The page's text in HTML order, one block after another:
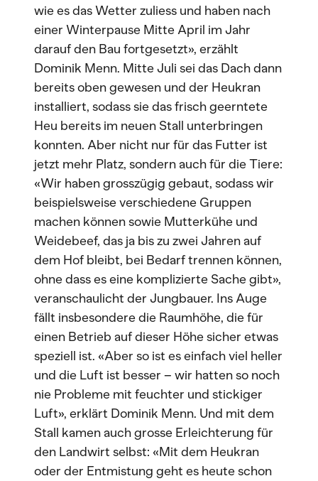
wie es das Wetter zuliess und haben nach
einer Winterpause Mitte April im Jahr
darauf den Bau fortgesetzt», erzählt
Dominik Menn. Mitte Juli sei das Dach dann
bereits oben gewesen und der Heukran
installiert, sodass sie das frisch geerntete
Heu bereits im neuen Stall unterbringen
konnten. Aber nicht nur für das Futter ist
jetzt mehr Platz, sondern auch für die Tiere:
«Wir haben grosszügig gebaut, sodass wir
beispielsweise verschiedene Gruppen
machen können sowie Mutterkühe und
Weidebeef, das ja bis zu zwei Jahren auf
dem Hof bleibt, bei Bedarf trennen können,
ohne dass es eine komplizierte Sache gibt»,
veranschaulicht der Jungbauer. Ins Auge
fällt insbesondere die Raumhöhe, die für
einen Betrieb auf dieser Höhe sicher etwas
speziell ist. «Aber so ist es einfach viel heller
und die Luft ist besser – wir hatten so noch
nie Probleme mit feuchter und stickiger
Luft», erklärt Dominik Menn. Und mit dem
Stall kamen auch grosse Erleichterung für
den Landwirt selbst: «Mit dem Heukran
oder der Entmistung geht es heute schon